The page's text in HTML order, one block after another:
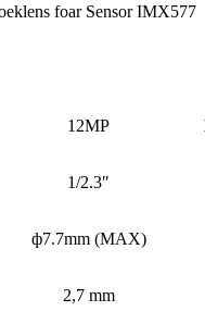
foar Sensor IMX577
12MP
1/2.3″
ф7.7mm (MAX)
2,7 mm